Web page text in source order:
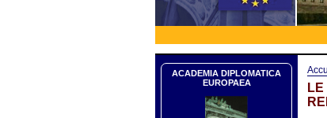
ACADEMIA DIPLOMATICA
EUROPAEA